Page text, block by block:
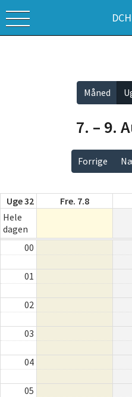
Forrige
7. – 9.
Måned
Uge 32 Fre. 7.8
Hele
dagen
00
01
02
03
04
05